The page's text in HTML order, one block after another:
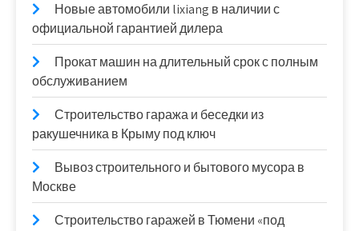
Новые автомобили lixiang в наличии с
официальной гарантией дилера
Прокат машин на длительный срок с полным
обслуживанием
Строительство гаража и беседки из
ракушечника в Крыму под ключ
Вывоз строительного и бытового мусора в
Москве
Строительство гаражей в Тюмени «под